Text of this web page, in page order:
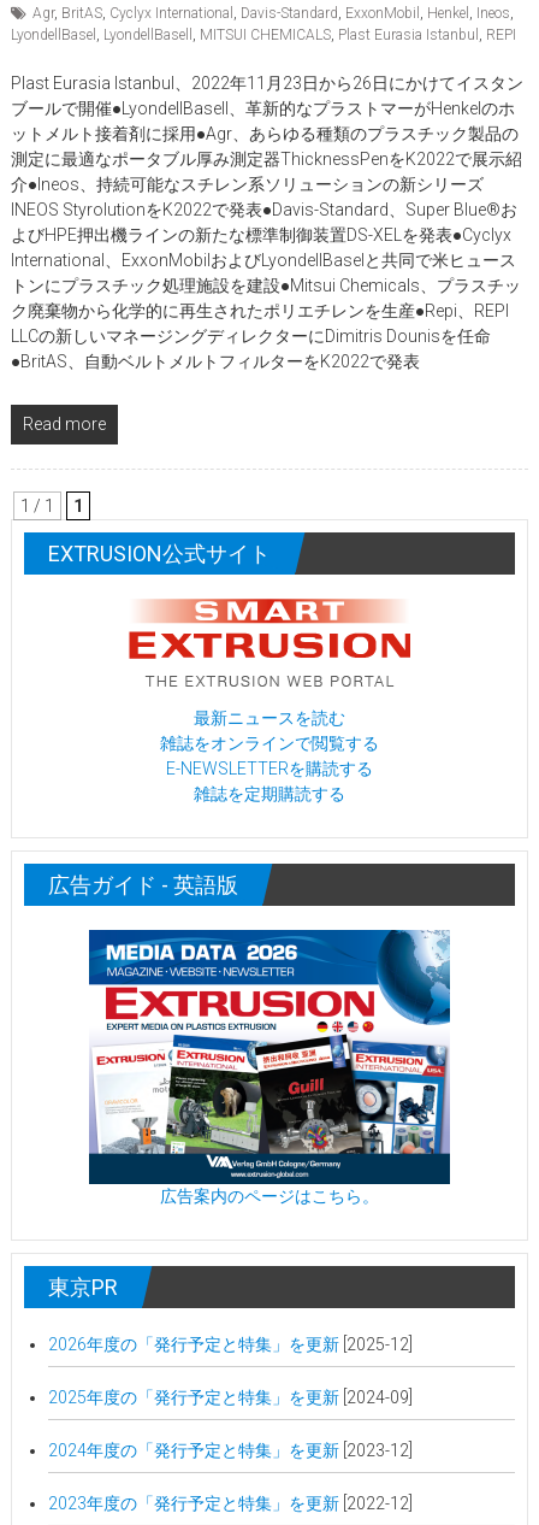
Agr, BritAS, Cyclyx International , Davis-Standard, ExxonMobil , Henkel , Ineos,
LyondellBasel , LyondellBasell , MITSUI CHEMICALS, Plast Eurasia Istanbul , REPI
Plast Eurasia Istanbul、2022年11月23日から26日にかけてイスタン
ブールで開催●LyondellBasell、革新的なプラストマーがHenkelのホ
ットメルト接着剤に採用●Agr、あらゆる種類のプラスチック製品の
測定に最適なポータブル厚み測定器ThicknessPenをK2022で展示紹
介●Ineos、持続可能なスチレン系ソリューションの新シリーズ
INEOS StyrolutionをK2022で発表●Davis-Standard、Super Blue®お
よびHPE押出機ラインの新たな標準制御装置DS-XELを発表●Cyclyx
International、ExxonMobilおよびLyondellBaselと共同で米ヒュース
トンにプラスチック処理施設を建設●Mitsui Chemicals、プラスチッ
ク廃棄物から化学的に再生されたポリエチレンを生産●Repi、REPI
LLCの新しいマネージングディレクターにDimitris Dounisを任命
●BritAS、自動ベルトメルトフィルターをK2022で発表
Read more
1 / 1 1
EXTRUSION公式サイト
最新ニュースを読む
雑誌をオンラインで閲覧する
E-NEWSLETTERを購読する
雑誌を定期購読する
広告ガイド - 英語版
広告案内のページはこちら。
東京PR
2026年度の「発行予定と特集」を更新[2025-12]
2025年度の「発行予定と特集」を更新[2024-09]
2024年度の「発行予定と特集」を更新[2023-12]
2023年度の「発行予定と特集」を更新[2022-12]